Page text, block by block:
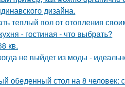
дизайна.
теплый пол от отопления
- гостиная - что выбрать?
кв.
не выйдет из моды -
обеденный стол на 8 человек: